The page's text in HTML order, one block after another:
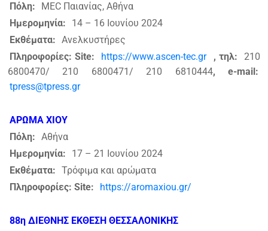
Πόλη:
MEC Παιανίας, Αθήνα
Ημερομηνία:
14 – 16 Ιουνίου 2024
Εκθέματα: Ανελκυστήρες
Πληροφορίες: Site:
https://www.ascen-tec.gr , τηλ:
210
6800470/ 210 6800471/ 210 6810444, e-mail:
tpress@tpress.gr
ΑΡΩΜΑ ΧΙΟΥ
Πόλη: Αθήνα
Ημερομηνία:
17 – 21 Ιουνίου 2024
Εκθέματα: Τρόφιμα και αρώματα
Πληροφορίες: Site:
https://aromaxiou.gr/
88η ΔΙΕΘΝΗΣ ΕΚΘΕΣΗ ΘΕΣΣΑΛΟΝΙΚΗΣ